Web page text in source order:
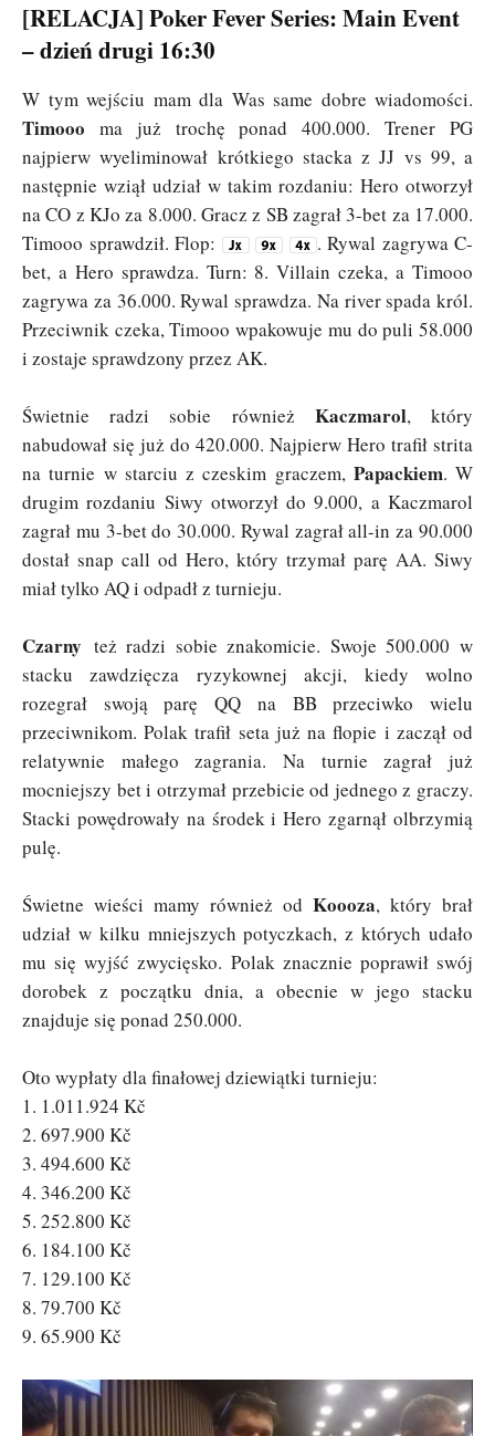
[RELACJA] Poker Fever Series: Main Event
– dzień drugi 16:30
W tym wejściu mam dla Was same dobre wiadomości.
Timooo ma już trochę ponad 400.000. Trener PG
najpierw wyeliminował krótkiego stacka z JJ vs 99, a
następnie wziął udział w takim rozdaniu: Hero otworzył
na CO z KJo za 8.000. Gracz z SB zagrał 3-bet za 17.000.
Timooo sprawdził. Flop:
. Rywal zagrywa C-
bet, a Hero sprawdza. Turn: 8. Villain czeka, a Timooo
zagrywa za 36.000. Rywal sprawdza. Na river spada król.
Przeciwnik czeka, Timooo wpakowuje mu do puli 58.000
i zostaje sprawdzony przez AK.
Świetnie radzi sobie również Kaczmarol, który
nabudował się już do 420.000. Najpierw Hero trafił strita
na turnie w starciu z czeskim graczem, Papackiem. W
drugim rozdaniu Siwy otworzył do 9.000, a Kaczmarol
zagrał mu 3-bet do 30.000. Rywal zagrał all-in za 90.000
dostał snap call od Hero, który trzymał parę AA. Siwy
miał tylko AQ i odpadł z turnieju.
Czarny też radzi sobie znakomicie. Swoje 500.000 w
stacku zawdzięcza ryzykownej akcji, kiedy wolno
rozegrał swoją parę QQ na BB przeciwko wielu
przeciwnikom. Polak trafił seta już na flopie i zaczął od
relatywnie małego zagrania. Na turnie zagrał już
mocniejszy bet i otrzymał przebicie od jednego z graczy.
Stacki powędrowały na środek i Hero zgarnął olbrzymią
pulę.
Świetne wieści mamy również od Koooza, który brał
udział w kilku mniejszych potyczkach, z których udało
mu się wyjść zwycięsko. Polak znacznie poprawił swój
dorobek z początku dnia, a obecnie w jego stacku
znajduje się ponad 250.000.
Oto wypłaty dla finałowej dziewiątki turnieju:
1. 1.011.924 Kč
2. 697.900 Kč
3. 494.600 Kč
4. 346.200 Kč
5. 252.800 Kč
6. 184.100 Kč
7. 129.100 Kč
8. 79.700 Kč
9. 65.900 Kč